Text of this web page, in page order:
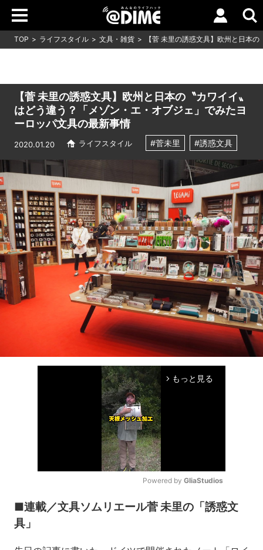
TOP ライフスタイル 文具・雑貨 【菅 未里の誘惑文具】欧州と日本
【菅 未里の誘惑文具】欧州と日本の〝カワイイ〟
はどう違う？「メゾン・エ・オブジェ」でみたヨ
ーロッパ文具の最新事情
2020.01.20 ライフスタイル #菅未里 #誘惑文具
arrow_forward_ios もっと見る
Mute
Powered by GliaStudios
■連載／文具ソムリエール菅 未里の「誘惑文
具」